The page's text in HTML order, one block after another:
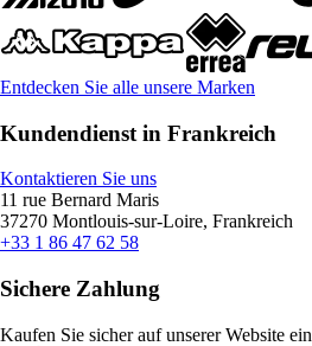
Entdecken Sie alle unsere Marken
Kundendienst in Frankreich
Kontaktieren Sie uns
11 rue Bernard Maris
37270 Montlouis-sur-Loire, Frankreich
+33 1 86 47 62 58
Sichere Zahlung
Kaufen Sie sicher auf unserer Website ein